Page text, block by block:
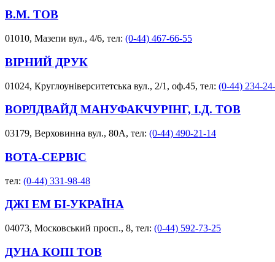
В.М. ТОВ
01010, Мазепи вул., 4/6, тел: (0-44) 467-66-55
ВІРНИЙ ДРУК
01024, Круглоуніверситетська вул., 2/1, оф.45, тел: (0-44) 234-
ВОРЛДВАЙД МАНУФАКЧУРІНГ, І.Д. ТОВ
03179, Верховинна вул., 80А, тел: (0-44) 490-21-14
ВОТА-СЕРВІС
тел: (0-44) 331-98-48
ДЖІ ЕМ БІ-УКРАЇНА
04073, Московський просп., 8, тел: (0-44) 592-73-25
ДУНА КОПІ ТОВ